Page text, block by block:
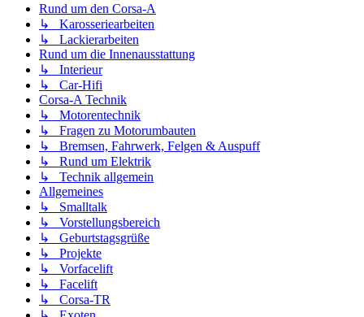
Rund um den Corsa-A
↳ Karosseriearbeiten
↳ Lackierarbeiten
Rund um die Innenausstattung
↳ Interieur
↳ Car-Hifi
Corsa-A Technik
↳ Motorentechnik
↳ Fragen zu Motorumbauten
↳ Bremsen, Fahrwerk, Felgen & Auspuff
↳ Rund um Elektrik
↳ Technik allgemein
Allgemeines
↳ Smalltalk
↳ Vorstellungsbereich
↳ Geburtstagsgrüße
↳ Projekte
↳ Vorfacelift
↳ Facelift
↳ Corsa-TR